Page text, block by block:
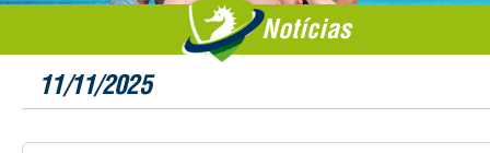
Notícias
11/11/2025